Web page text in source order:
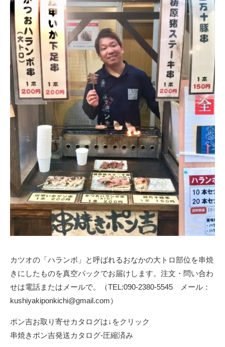
カツオの「ハランボ」と呼ばれるおなかの大トロ部位を串焼
きにしたものを真空パックでお届けします。注文・問い合わ
せは電話またはメールで。（TEL:090-2380-5545 メール：
kushiyakiponkichi@gmail.com）
ポン吉お取り寄せカタログは↓をクリック
串焼きポン吉発送カタログ-圧縮済み